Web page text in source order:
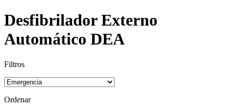
Desfibrilador Externo
Automático DEA
Filtros
Ordenar